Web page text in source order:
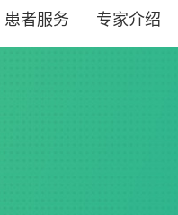
患者服务 专家介绍